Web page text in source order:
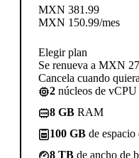
MXN 381.99
MXN 150.99/mes
Elegir plan
Se renueva a MXN
Cancela cuando
2 núcleos de vCPU
8 GB RAM
100 GB de
8 TB de ancho de